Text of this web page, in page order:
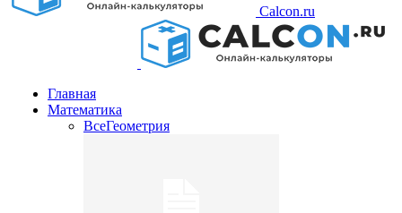
Calcon.ru
Главная
Математика
ВсеГеометрия